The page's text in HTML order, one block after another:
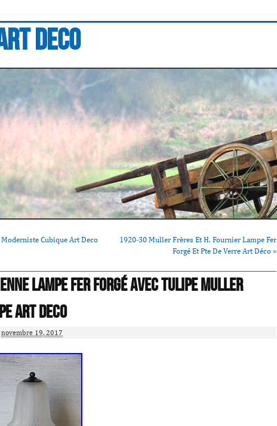
deco
Cubique Art Deco
1920-30 Muller Frères Et H. Fournier Lampe Fer
Forgé Et Pte De Verre Art Déco »
lampe fer forgé avec Tulipe MULLER
ART DECO
novembre 19, 2017